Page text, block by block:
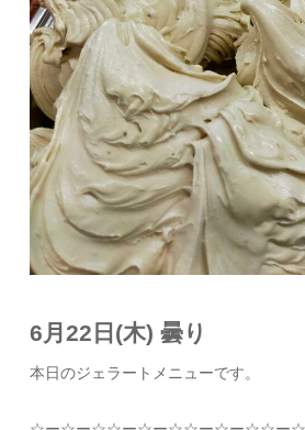
6月22日(木) 曇り
本日のジェラートメニューです。